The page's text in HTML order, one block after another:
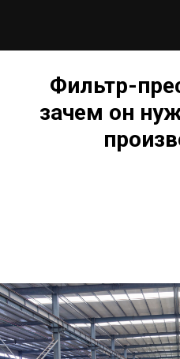
Фильтр-
зачем он